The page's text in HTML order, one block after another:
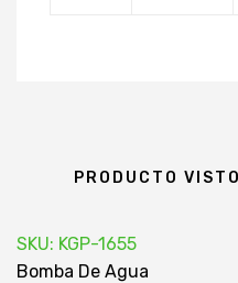
PRODUCTO
SKU: KGP-1655
Bomba De Agua